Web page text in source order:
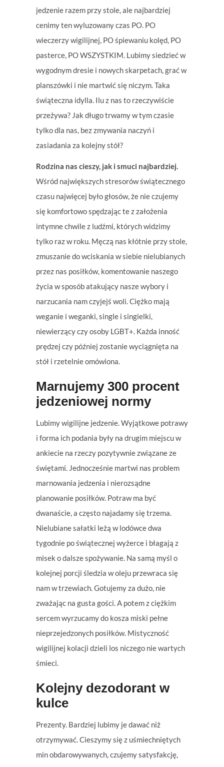
jedzenie razem przy stole, ale najbardziej
cenimy ten wyluzowany czas PO. PO
wieczerzy wigilijnej, PO śpiewaniu kolęd, PO
pasterce, PO WSZYSTKIM. Lubimy siedzieć w
wygodnym dresie i nowych skarpetach, grać w
planszówki i nie martwić się niczym. Taka
świąteczna idylla. Ilu z nas to rzeczywiście
przeżywa? Jak długo trwamy w tym czasie
tylko dla nas, bez zmywania naczyń i
zasiadania za kolejny stół?
Rodzina nas cieszy, jak i smuci najbardziej.
Wśród największych stresorów świątecznego
czasu najwięcej było głosów, że nie czujemy
się komfortowo spędzając te z założenia
intymne chwile z ludźmi, których widzimy
tylko raz w roku. Męczą nas kłótnie przy stole,
zmuszanie do wciskania w siebie nielubianych
przez nas posiłków, komentowanie naszego
życia w sposób atakujący nasze wybory i
narzucania nam czyjejś woli. Ciężko mają
weganie i weganki, single i singielki,
niewierzący czy osoby LGBT+. Każda inność
prędzej czy później zostanie wyciągnięta na
stół i rzetelnie omówiona.
Marnujemy 300 procent
jedzeniowej normy
Lubimy wigilijne jedzenie. Wyjątkowe potrawy
i forma ich podania były na drugim miejscu w
ankiecie na rzeczy pozytywnie związane ze
świętami. Jednocześnie martwi nas problem
marnowania jedzenia i nierozsądne
planowanie posiłków. Potraw ma być
dwanaście, a często najadamy się trzema.
Nielubiane sałatki leżą w lodówce dwa
tygodnie po świątecznej wyżerce i błagają z
misek o dalsze spożywanie. Na samą myśl o
kolejnej porcji śledzia w oleju przewraca się
nam w trzewiach. Gotujemy za dużo, nie
zważając na gusta gości. A potem z ciężkim
sercem wyrzucamy do kosza miski pełne
nieprzejedzonych posiłków. Mistyczność
wigilijnej kolacji dzieli los niczego nie wartych
śmieci.
Kolejny dezodorant w
kulce
Prezenty. Bardziej lubimy je dawać niż
otrzymywać. Cieszymy się z uśmiechniętych
min obdarowywanych, czujemy satysfakcję,